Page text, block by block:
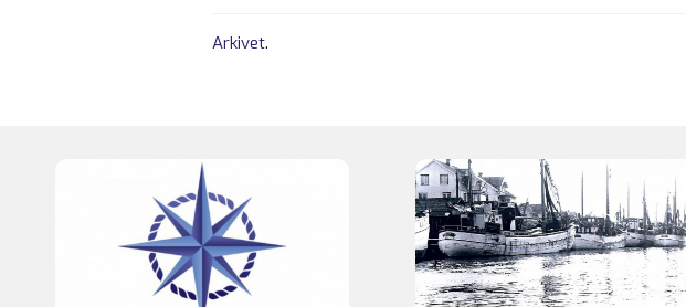
Arkivet.